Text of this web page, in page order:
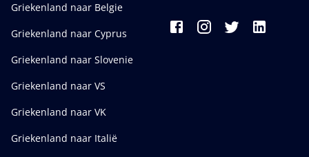
Griekenland naar Belgie
Griekenland naar Cyprus
Griekenland naar Slovenie
Griekenland naar VS
Griekenland naar VK
Griekenland naar Italië